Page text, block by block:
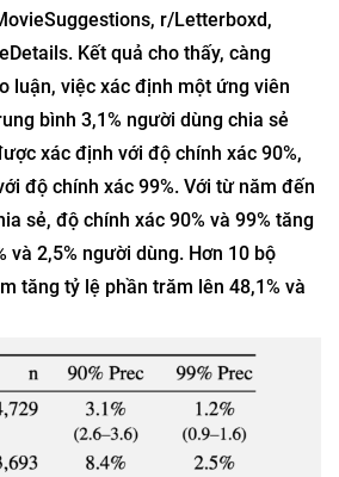
r/Letterboxd,
Kết quả cho thấy, càng
luận, việc xác định một ứng viên
bình 3,1% người dùng chia sẻ
xác định với độ chính xác 90%,
độ chính xác 99%. Với từ năm đến
sẻ, độ chính xác 90% và 99% tăng
và 2,5% người dùng. Hơn 10 bộ
tăng tỷ lệ phần trăm lên 48,1% và